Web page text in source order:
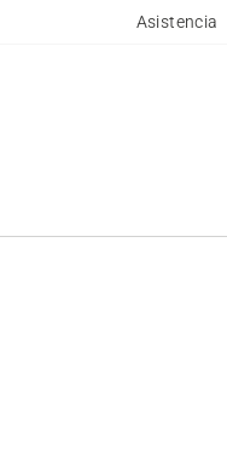
Asistencia